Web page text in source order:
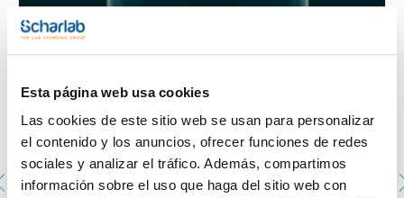
Esta página web usa cookies
Las cookies de este sitio web se usan para personalizar
el contenido y los anuncios, ofrecer funciones de redes
sociales y analizar el tráfico. Además, compartimos
información sobre el uso que haga del sitio web con